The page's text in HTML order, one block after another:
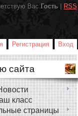
Вас Гость RSS
Регистрация Вход
сайта
класс
страницы